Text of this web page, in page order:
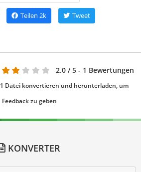
Teilen 2k Tweet
2.0 / 5 - 1 Bewertungen
Datei konvertieren und herunterladen, um
Feedback zu geben
KONVERTER